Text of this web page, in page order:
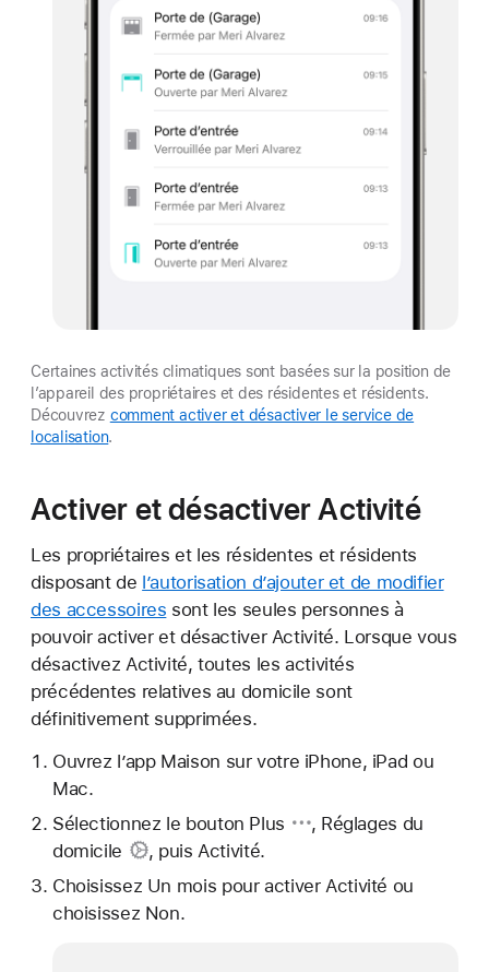
Certaines activités climatiques sont basées sur la position de
l’appareil des propriétaires et des résidentes et résidents.
Découvrez comment activer et désactiver le service de
localisation.
Activer et désactiver Activité
Les propriétaires et les résidentes et résidents
disposant de l’autorisation d’ajouter et de modifier
des accessoires sont les seules personnes à
pouvoir activer et désactiver Activité. Lorsque vous
désactivez Activité, toutes les activités
précédentes relatives au domicile sont
définitivement supprimées.
Ouvrez l’app Maison sur votre iPhone, iPad ou
Mac.
Sélectionnez le bouton Plus , Réglages du
domicile
, puis Activité.
Choisissez Un mois pour activer Activité ou
choisissez Non.